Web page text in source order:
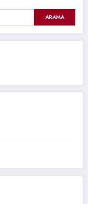
ARAMA